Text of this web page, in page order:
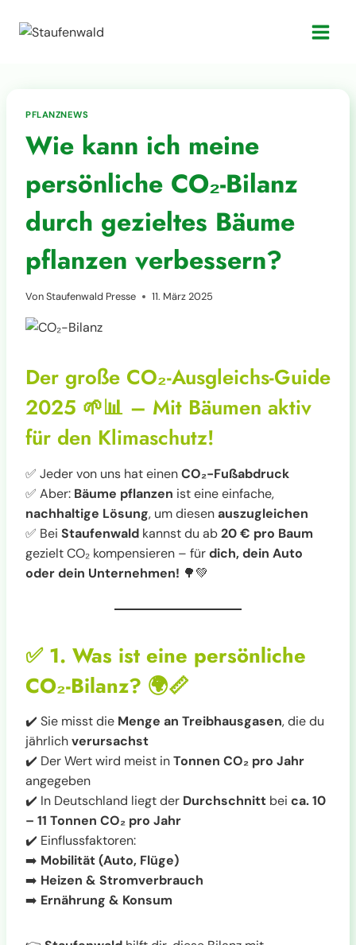
Inhalt
PFLANZNEWS
Wie kann ich meine
persönliche CO₂-Bilanz
durch gezieltes Bäume
pflanzen verbessern?
VonStaufenwald Presse 11. März 2025
Der große CO₂-Ausgleichs-Guide
2025 🌱📊 – Mit Bäumen aktiv
für den Klimaschutz!
✅ Jeder von uns hat einenCO₂-Fußabdruck
✅ Aber: Bäume pflanzen ist eine einfache,
nachhaltige Lösung, um diesenauszugleichen
✅ Bei Staufenwald kannst du ab20 € pro Baum
gezielt CO₂ kompensieren – fürdich, dein Auto
oder dein Unternehmen! 🌳💚
✅ 1. Was ist eine persönliche
CO₂-Bilanz? 🌍📏
✔️ Sie misst die Menge an Treibhausgasen, die du
jährlichverursachst
✔️ Der Wert wird meist inTonnen CO₂ pro Jahr
angegeben
✔️ In Deutschland liegt der Durchschnitt bei ca. 10
– 11 Tonnen CO₂ pro Jahr
✔️ Einflussfaktoren:
➡️ Mobilität (Auto, Flüge)
➡️ Heizen & Stromverbrauch
➡️ Ernährung & Konsum